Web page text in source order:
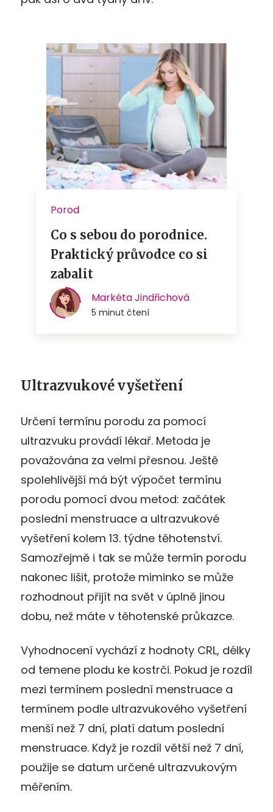
Ultrazvukové vyšetření
Určení termínu porodu za pomocí
ultrazvuku provádí lékař. Metoda je
považována za velmi přesnou. Ještě
spolehlivější má být výpočet termínu
porodu pomocí dvou metod: začátek
poslední menstruace a ultrazvukové
vyšetření kolem 13. týdne těhotenství.
Samozřejmě i tak se může termín porodu
nakonec lišit, protože miminko se může
rozhodnout přijít na svět v úplně jinou
dobu, než máte v těhotenské průkazce.
Vyhodnocení vychází z hodnoty CRL, délky
od temene plodu ke kostrči. Pokud je rozdíl
mezi termínem poslední menstruace a
termínem podle ultrazvukového vyšetření
menší než 7 dní, platí datum poslední
menstruace. Když je rozdíl větší než 7 dní,
použije se datum určené ultrazvukovým
měřením.